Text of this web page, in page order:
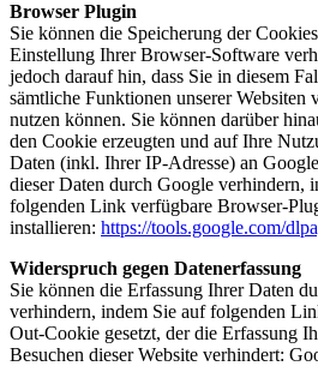
Browser Plugin
Sie können die Speicherung der
Einstellung Ihrer Browser-Software
jedoch darauf hin, dass Sie in diesem
sämtliche Funktionen unserer Websiten
nutzen können. Sie können darüber
den Cookie erzeugten und auf Ihre
Daten (inkl. Ihrer IP-Adresse) an
dieser Daten durch Google verhindern,
folgenden Link verfügbare Browser-
installieren: https://tools.google.com/
Widerspruch gegen Datenerfassung
Sie können die Erfassung Ihrer Daten
verhindern, indem Sie auf folgenden
Out-Cookie gesetzt, der die Erfassung
Besuchen dieser Website verhindert: